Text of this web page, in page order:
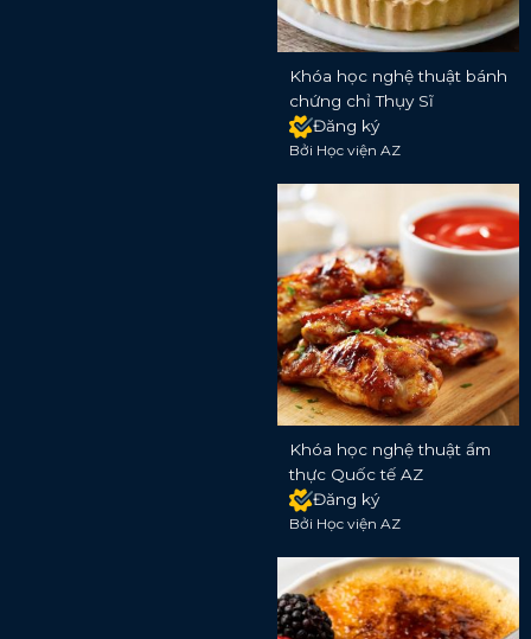
Khóa học nghệ thuật bánh
chứng chỉ Thụy Sĩ
Đăng ký
Bởi Học viện AZ
Khóa học nghệ thuật ẩm
thực Quốc tế AZ
Đăng ký
Bởi Học viện AZ